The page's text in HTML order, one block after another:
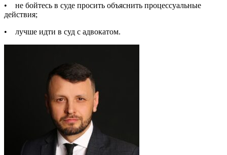
• не бойтесь в суде просить объяснить процессуальные
действия;
• лучше идти в суд с адвокатом.